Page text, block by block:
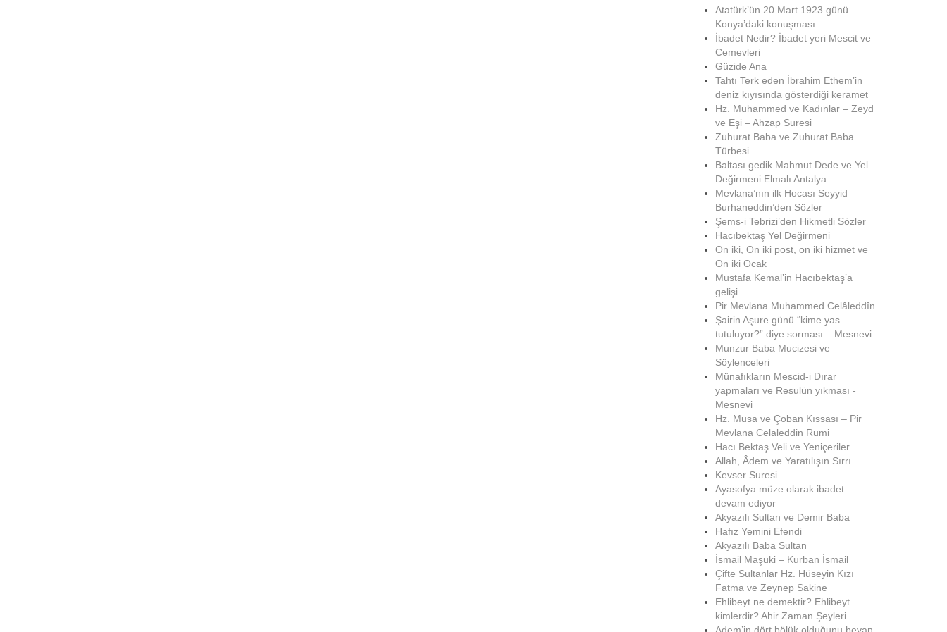
Atatürk’ün 20 Mart 1923 günü
Konya’daki konuşması
İbadet Nedir? İbadet yeri Mescit ve
Cemevleri
Güzide Ana
Tahtı Terk eden İbrahim Ethem’in
deniz kıyısında gösterdiği keramet
Hz. Muhammed ve Kadınlar – Zeyd
ve Eşi – Ahzap Suresi
Zuhurat Baba ve Zuhurat Baba
Türbesi
Baltası gedik Mahmut Dede ve Yel
Değirmeni Elmalı Antalya
Mevlana’nın ilk Hocası Seyyid
Burhaneddin’den Sözler
Şems-i Tebrizi’den Hikmetli Sözler
Hacıbektaş Yel Değirmeni
On iki, On iki post, on iki hizmet ve
On iki Ocak
Mustafa Kemal’in Hacıbektaş’a
gelişi
Pir Mevlana Muhammed Celâleddîn
Şairin Aşure günü “kime yas
tutuluyor?” diye sorması – Mesnevi
Munzur Baba Mucizesi ve
Söylenceleri
Münafıkların Mescid-i Dırar
yapmaları ve Resulün yıkması -
Mesnevi
Hz. Musa ve Çoban Kıssası – Pir
Mevlana Celaleddin Rumi
Hacı Bektaş Veli ve Yeniçeriler
Allah, Âdem ve Yaratılışın Sırrı
Kevser Suresi
Ayasofya müze olarak ibadet
devam ediyor
Akyazılı Sultan ve Demir Baba
Hafız Yemini Efendi
Akyazılı Baba Sultan
İsmail Maşuki – Kurban İsmail
Çifte Sultanlar Hz. Hüseyin Kızı
Fatma ve Zeynep Sakine
Ehlibeyt ne demektir? Ehlibeyt
kimlerdir? Ahir Zaman Şeyleri